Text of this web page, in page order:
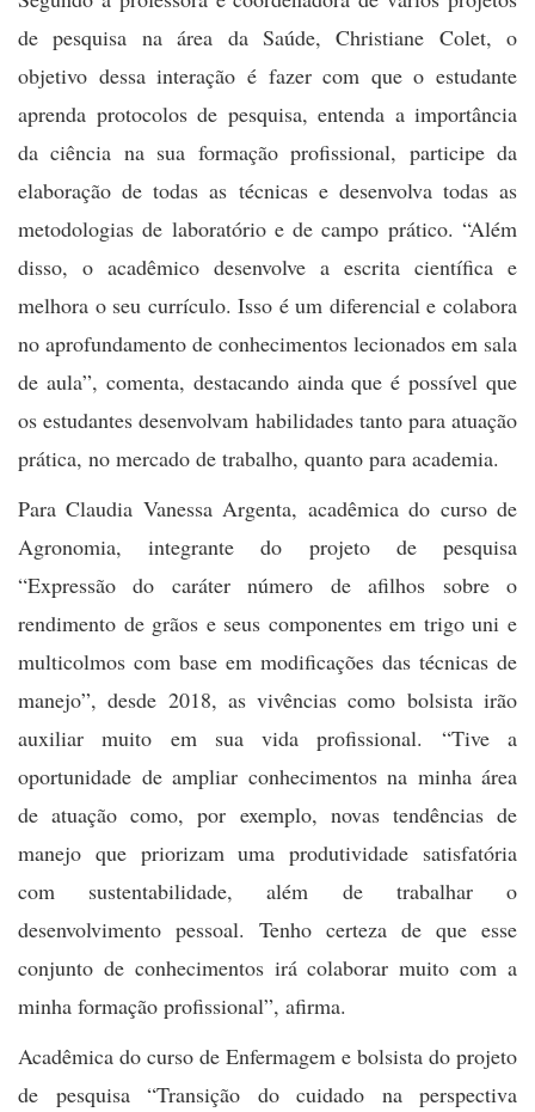
de pesquisa na área da Saúde, Christiane Colet, o
objetivo dessa interação é fazer com que o estudante
aprenda protocolos de pesquisa, entenda a importância
da ciência na sua formação profissional, participe da
elaboração de todas as técnicas e desenvolva todas as
metodologias de laboratório e de campo prático. “Além
disso, o acadêmico desenvolve a escrita científica e
melhora o seu currículo. Isso é um diferencial e colabora
no aprofundamento de conhecimentos lecionados em sala
de aula”, comenta, destacando ainda que é possível que
os estudantes desenvolvam habilidades tanto para atuação
prática, no mercado de trabalho, quanto para academia.
Para Claudia Vanessa Argenta, acadêmica do curso de
Agronomia, integrante do projeto de pesquisa
“Expressão do caráter número de afilhos sobre o
rendimento de grãos e seus componentes em trigo uni e
multicolmos com base em modificações das técnicas de
manejo”, desde 2018, as vivências como bolsista irão
auxiliar muito em sua vida profissional.
“Tive a
oportunidade de ampliar conhecimentos na minha área
de atuação como, por exemplo, novas tendências de
manejo que priorizam uma produtividade satisfatória
com sustentabilidade, além de trabalhar o
desenvolvimento pessoal. Tenho certeza de que esse
conjunto de conhecimentos irá colaborar muito com a
minha formação profissional”, afirma.
Acadêmica do curso de Enfermagem e bolsista do projeto
de pesquisa “Transição do cuidado na perspectiva